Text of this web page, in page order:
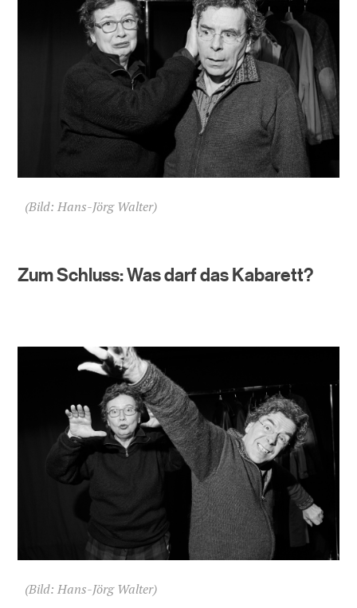
(Bild: Hans-Jörg Walter)
Zum Schluss: Was darf das Kabarett?
(Bild: Hans-Jörg Walter)